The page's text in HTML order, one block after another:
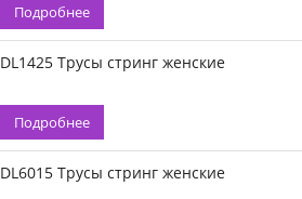
Подробнее
DL1425 Трусы стринг женские
Подробнее
DL6015 Трусы стринг женские